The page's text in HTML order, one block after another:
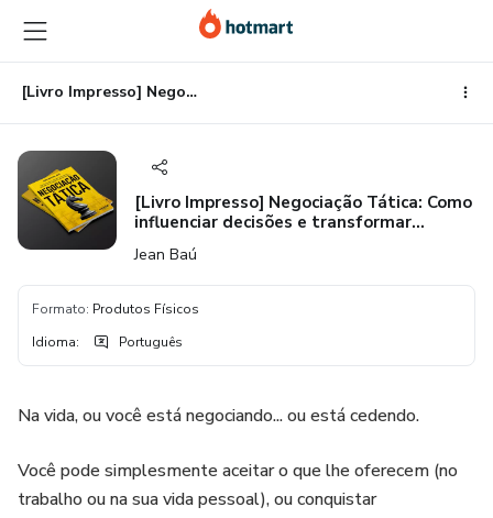
para
o
conteúdo
principal
para
o
pagamento
para
o
rodapé
[Livro Impresso] Negociação Tática: Como influenciar decisões e transformar objeções em vantagem [Envio: Correios]
[Livro Impresso] Negociação Tática: Como
influenciar decisões e transformar
objeções em vantagem [Envio: Correios]
Jean Baú
Formato: Produtos Físicos
Idioma: Português
Na vida, ou você está negociando... ou está cedendo.
Você pode simplesmente aceitar o que lhe oferecem (no
trabalho ou na sua vida pessoal), ou conquistar